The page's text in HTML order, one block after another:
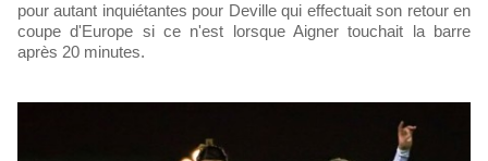
pour autant inquiétantes pour Deville qui effectuait son retour en
coupe d'Europe si ce n'est lorsque Aigner touchait la barre
après 20 minutes.